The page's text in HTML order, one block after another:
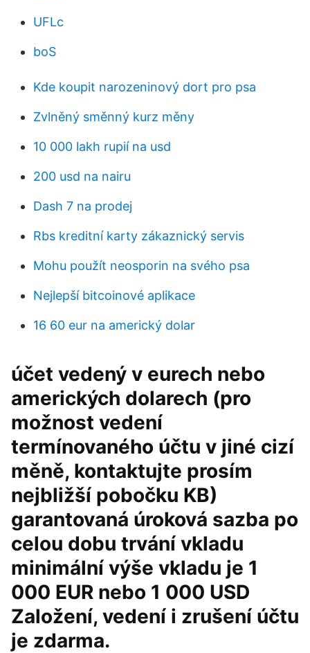
UFLc
boS
Kde koupit narozeninový dort pro psa
Zvlněný směnný kurz měny
10 000 lakh rupií na usd
200 usd na nairu
Dash 7 na prodej
Rbs kreditní karty zákaznický servis
Mohu použít neosporin na svého psa
Nejlepší bitcoinové aplikace
16 60 eur na americký dolar
účet vedený v eurech nebo
amerických dolarech (pro
možnost vedení
termínovaného účtu v jiné cizí
měně, kontaktujte prosím
nejbližší pobočku KB)
garantovaná úroková sazba po
celou dobu trvání vkladu
minimální výše vkladu je 1
000 EUR nebo 1 000 USD
Založení, vedení i zrušení účtu
je zdarma.